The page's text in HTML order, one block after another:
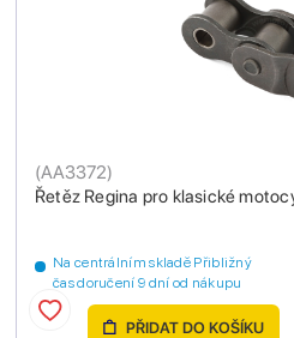
Řetěz Regina pro klasické
(AA3372)
Na centrálním skladě Přibližný
čas doručení 9 dní od nákupu
PŘIDAT DO KOŠÍKU